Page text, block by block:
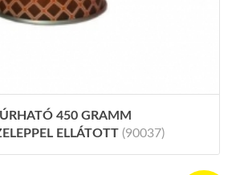
450 GRAMM
ELLÁTOTT (90037)